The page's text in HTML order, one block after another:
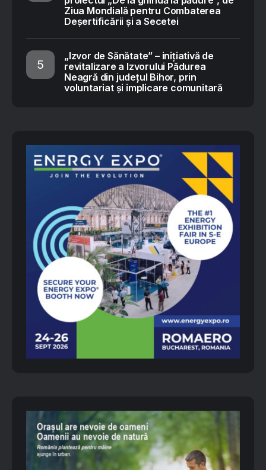
Ziua Mondială pentru Combaterea
Deșertificării și a Secetei
„Izvor de Sănătate” – inițiativă de
revitalizare a Izvorului Pădurea
Neagră din județul Bihor, prin
voluntariat și implicare comunitară